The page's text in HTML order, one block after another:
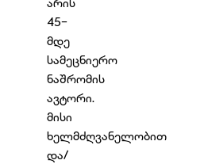
45-
მდე
სამეცნიერო
ნაშრომის
ავტორი.
მისი
ხელმძღვანელობით
და/